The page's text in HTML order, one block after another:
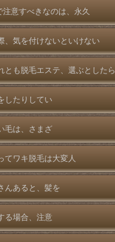
注意すべきなのは、永久
、気を付けないといけない
とも脱毛エステ、選ぶとしたら
したりしてい
毛は、さまざ
てワキ脱毛は大変人
んあると、髪を
る場合、注意